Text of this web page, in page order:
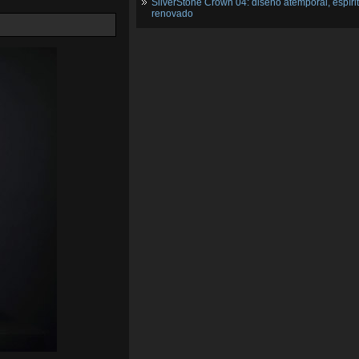
SilverStone Crown 04: diseño atemporal,
renovado